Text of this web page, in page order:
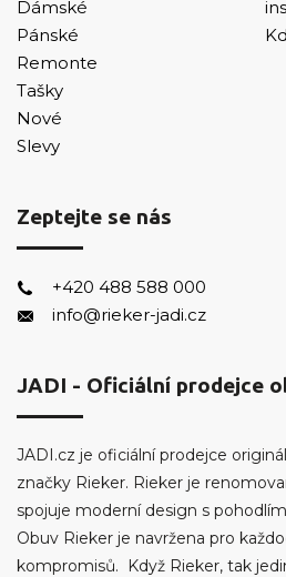
Dámské
Pánské
Remonte
Tašky
Nové
Slevy
Zeptejte se nás
+420 488 588 000
info@rieker-jadi.cz
JADI - Oficiální prodejce
JADI.cz je oficiální prodejce
značky Rieker. Rieker je
spojuje moderní design s
Obuv Rieker je navržena pro
kompromisů. Když Rieker, tak